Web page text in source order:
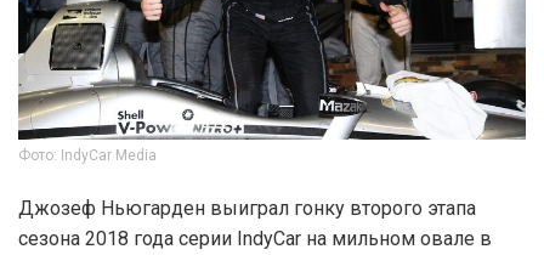
Фото: IndyCar Media
Джозеф Ньюгарден выиграл гонку второго этапа
сезона 2018 года серии IndyCar на мильном овале в